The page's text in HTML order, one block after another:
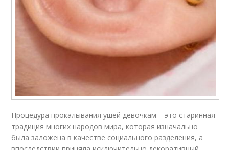
Процедура прокалывания ушей девочкам – это старинная
традиция многих народов мира, которая изначально
была заложена в качестве социального разделения, а